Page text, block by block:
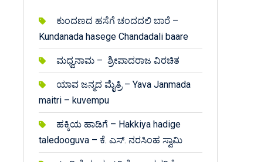
ಕುಂದಣದ ಹಸೆಗೆ ಚಂದದಲಿ ಬಾರೆ –
Kundanada hasege Chandadali baare
ಮಧ್ವನಾಮ – ಶ್ರೀಪಾದರಾಜ ವಿರಚಿತ
ಯಾವ ಜನ್ಮದ ಮೈತ್ರಿ – Yava Janmada
maitri – kuvempu
ಹಕ್ಕಿಯ ಹಾಡಿಗೆ – Hakkiya hadige
taledooguva – ಕೆ. ಎಸ್. ನರಸಿಂಹ ಸ್ವಾಮಿ